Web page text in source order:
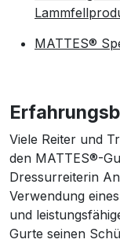
MATTES®
Viele Reiter und
den MATTES®-
Dressurreiterin
Verwendung
und
Gurte seinen